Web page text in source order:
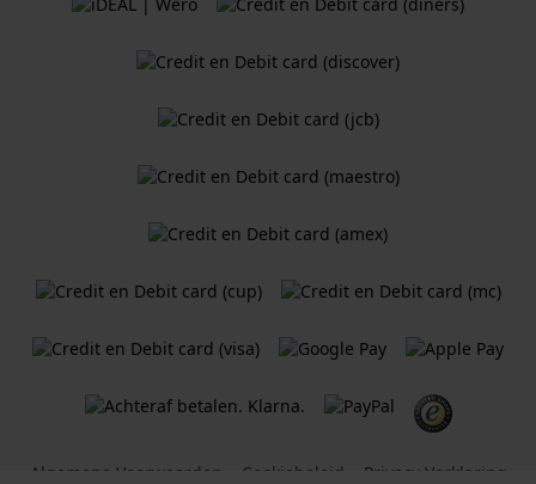
Algemene Voorwaarden Cookiebeleid Privacy Verklaring